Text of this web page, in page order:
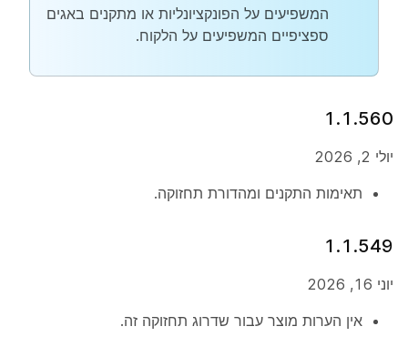
המשפיעים על הפונקציונליות או מתקנים באגים
ספציפיים המשפיעים על הלקוח.
1.1.560
יולי 2, 2026
תאימות התקנים ומהדורת תחזוקה.
1.1.549
יוני 16, 2026
אין הערות מוצר עבור שדרוג תחזוקה זה.